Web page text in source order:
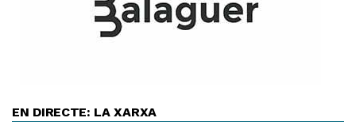
EN DIRECTE: LA XARXA